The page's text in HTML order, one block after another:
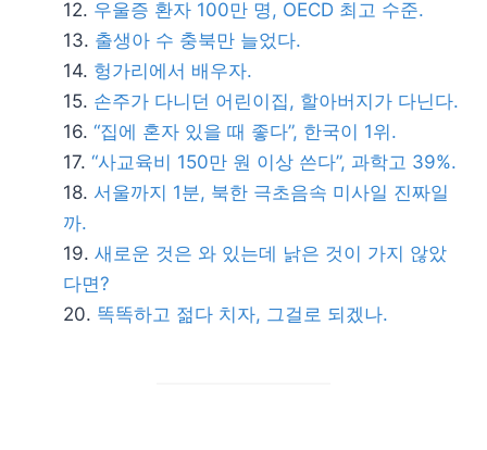
우울증 환자 100만 명, OECD 최고 수준.
출생아 수 충북만 늘었다.
헝가리에서 배우자.
손주가 다니던 어린이집, 할아버지가 다닌다.
“집에 혼자 있을 때 좋다”, 한국이 1위.
“사교육비 150만 원 이상 쓴다”, 과학고 39%.
서울까지 1분, 북한 극초음속 미사일 진짜일
까.
새로운 것은 와 있는데 낡은 것이 가지 않았
다면?
똑똑하고 젊다 치자, 그걸로 되겠나.